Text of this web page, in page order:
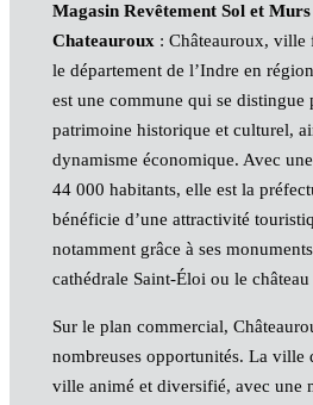
Magasin Revêtement Sol et
Chateauroux: Châteauroux, ville
le département de l’Indre en
est une commune qui se distingue
patrimoine historique et culturel,
dynamisme économique. Avec
44 000 habitants, elle est la
bénéficie d’une attractivité
notamment grâce à ses
cathédrale Saint-Éloi ou le
Sur le plan commercial,
nombreuses opportunités. La ville
ville animé et diversifié, avec une